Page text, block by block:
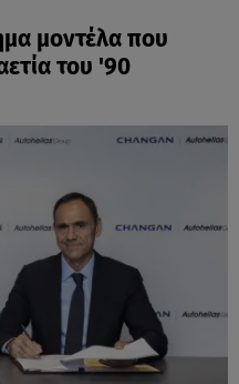
μοντέλα που
του '90